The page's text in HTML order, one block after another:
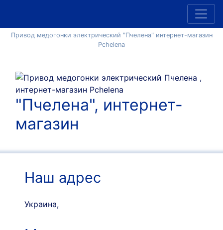
Привод медогонки электрический "Пчелена" интернет-магазин
Pchelena
"Пчелена", интернет-
магазин
Наш адрес
Украина,